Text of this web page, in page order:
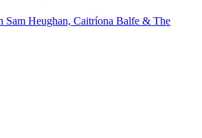
Sam Heughan, Caitríona Balfe & The